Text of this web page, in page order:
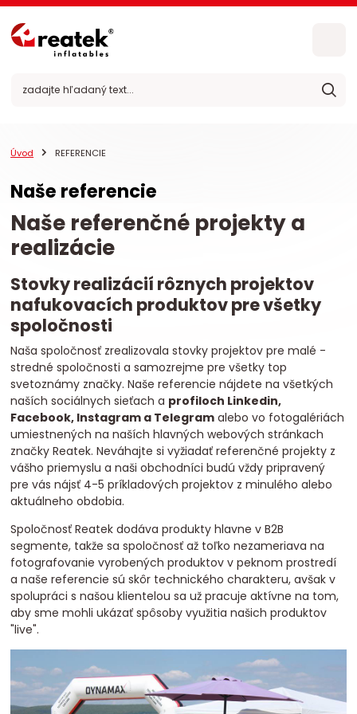
Úvod REFERENCIE
Naše referencie
Naše referenčné projekty a
realizácie
Stovky realizácií rôznych projektov
nafukovacích produktov pre všetky
spoločnosti
Naša spoločnosť zrealizovala stovky projektov pre malé -
stredné spoločnosti a samozrejme pre všetky top
svetoznámy značky. Naše referencie nájdete na všetkých
naších sociálnych sieťach a profiloch Linkedin,
Facebook, Instagram a Telegram alebo vo fotogalériách
umiestnených na naších hlavných webových stránkach
značky Reatek. Neváhajte si vyžiadať referenčné projekty z
vášho priemyslu a naši obchodníci budú vždy pripravený
pre vás nájsť 4-5 príkladových projektov z minulého alebo
aktuálneho obdobia.
Spoločnosť Reatek dodáva produkty hlavne v B2B
segmente, takže sa spoločnosť až toľko nezameriava na
fotografovanie vyrobených produktov v peknom prostredí
a naše referencie sú skôr technického charakteru, avšak v
spolupráci s našou klientelou sa už pracuje aktívne na tom,
aby sme mohli ukázať spôsoby využitia našich produktov
"live".